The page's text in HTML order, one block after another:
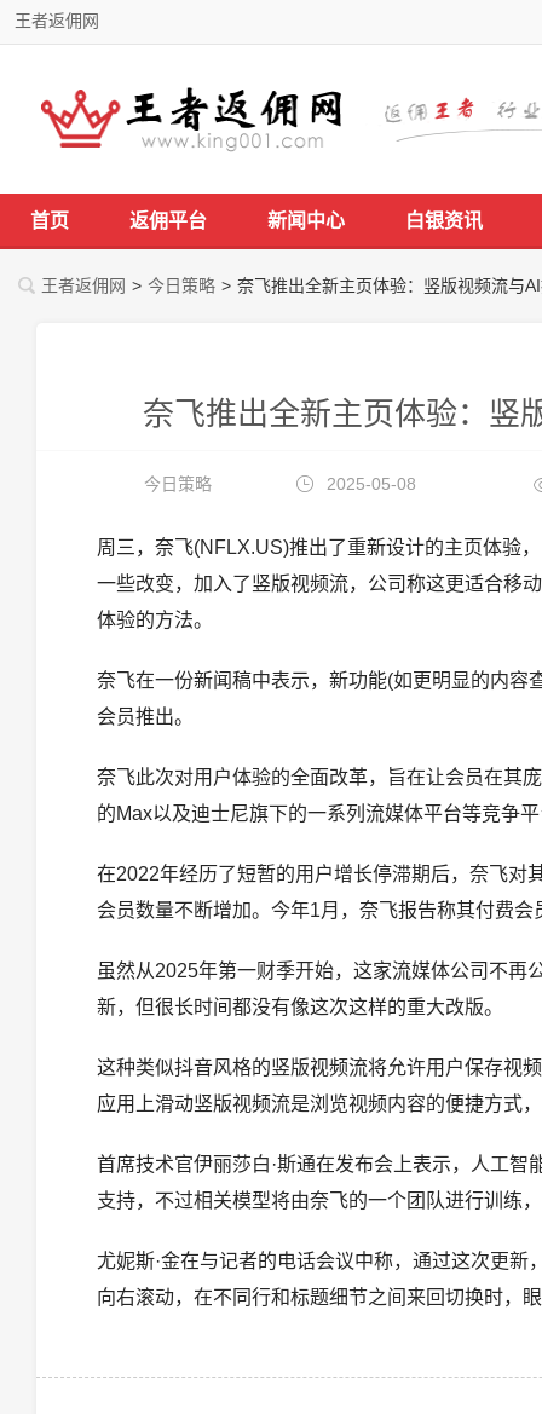
王者返佣网
首页 返佣平台 新闻中心 白银资讯
王者返佣网 > 今日策略 > 奈飞推出全新主页体验：竖版视频流与
奈飞推出全新主页体验：竖
今日策略 2025-05-08
周三，奈飞(NFLX.US)推出了重新设计的主页体验
一些改变，加入了竖版视频流，公司称这更适合移
体验的方法。
奈飞在一份新闻稿中表示，新功能(如更明显的内容
会员推出。
奈飞此次对用户体验的全面改革，旨在让会员在其
的Max以及迪士尼旗下的一系列流媒体平台等竞争
在2022年经历了短暂的用户增长停滞期后，奈飞对
会员数量不断增加。今年1月，奈飞报告称其付费
虽然从2025年第一财季开始，这家流媒体公司不
新，但很长时间都没有像这次这样的重大改版。
这种类似抖音风格的竖版视频流将允许用户保存视
应用上滑动竖版视频流是浏览视频内容的便捷方式
首席技术官伊丽莎白·斯通在发布会上表示，人工
支持，不过相关模型将由奈飞的一个团队进行训练
尤妮斯·金在与记者的电话会议中称，通过这次更新
向右滚动，在不同行和标题细节之间来回切换时，